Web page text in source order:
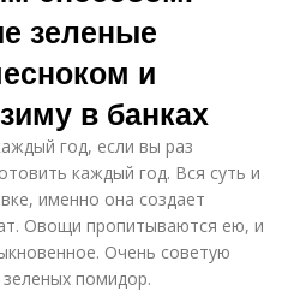
зеленые
и
в банках
год, если вы раз
каждый год. Вся суть и
именно она создает
Овощи пропитываются ею, и
Очень советую
помидор.